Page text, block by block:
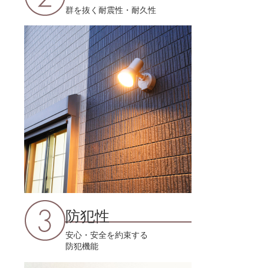
群を抜く耐震性・耐久性
防犯性
安心・安全を約束する
防犯機能